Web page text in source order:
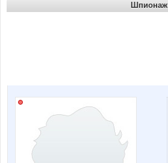
Шпионаж